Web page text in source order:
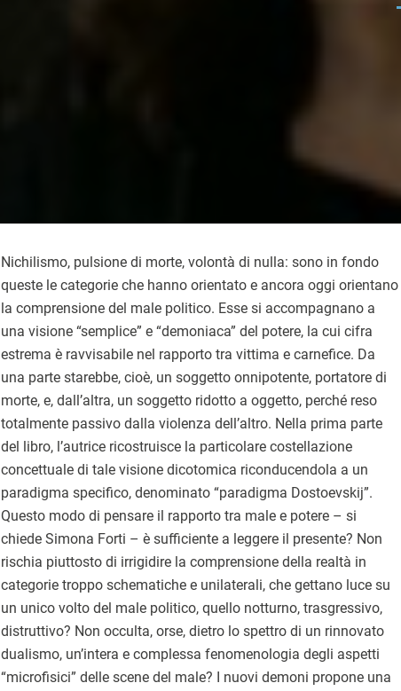
Nichilismo, pulsione di morte, volontà di nulla: sono in fondo
queste le categorie che hanno orientato e ancora oggi orientano
la comprensione del male politico. Esse si accompagnano a
una visione “semplice” e “demoniaca” del potere, la cui cifra
estrema è ravvisabile nel rapporto tra vittima e carnefice. Da
una parte starebbe, cioè, un soggetto onnipotente, portatore di
morte, e, dall’altra, un soggetto ridotto a oggetto, perché reso
totalmente passivo dalla violenza dell’altro. Nella prima parte
del libro, l’autrice ricostruisce la particolare costellazione
concettuale di tale visione dicotomica riconducendola a un
paradigma specifico, denominato “paradigma Dostoevskij”.
Questo modo di pensare il rapporto tra male e potere – si
chiede Simona Forti – è sufficiente a leggere il presente? Non
rischia piuttosto di irrigidire la comprensione della realtà in
categorie troppo schematiche e unilaterali, che gettano luce su
un unico volto del male politico, quello notturno, trasgressivo,
distruttivo? Non occulta, orse, dietro lo spettro di un rinnovato
dualismo, un’intera e complessa fenomenologia degli aspetti
“microfisici” delle scene del male? I nuovi demoni propone una